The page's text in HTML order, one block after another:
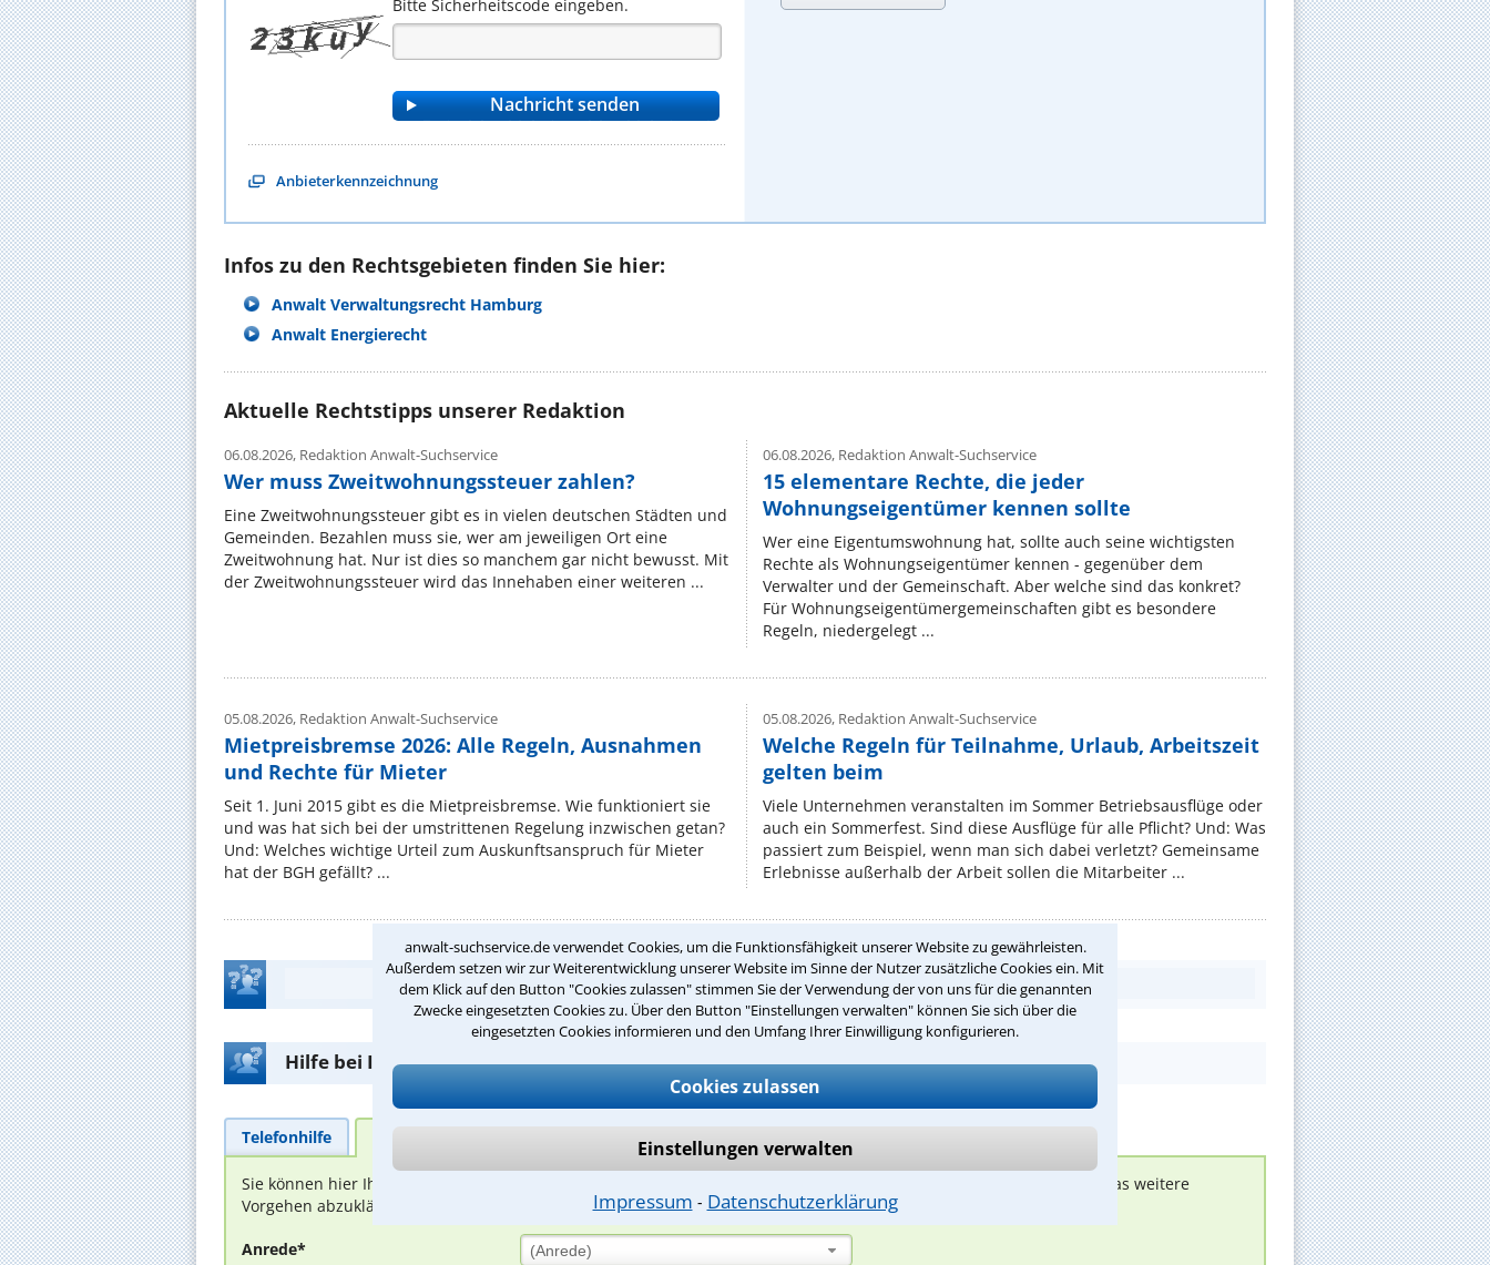
anwalt-suchservice.de verwendet Cookies, um die Funktionsfähigkeit unserer Website zu gewährleisten.
Außerdem setzen wir zur Weiterentwicklung unserer Website im Sinne der Nutzer zusätzliche Cookies ein. Mit
dem Klick auf den Button "Cookies zulassen" stimmen Sie der Verwendung der von uns für die genannten
Zwecke eingesetzten Cookies zu. Über den Button "Einstellungen verwalten" können Sie sich über die
eingesetzten Cookies informieren und den Umfang Ihrer Einwilligung konfigurieren.
Cookies zulassen
Einstellungen verwalten
Impressum ⁃ Datenschutzerklärung
Bitte Sicherheitscode eingeben.
Anbieterkennzeichnung
Infos zu den Rechtsgebieten finden Sie hier:
Anwalt Verwaltungsrecht Hamburg
Anwalt Energierecht
Aktuelle Rechtstipps unserer Redaktion
06.08.2026, Redaktion Anwalt-Suchservice
Wer muss Zweitwohnungssteuer zahlen?
Eine Zweitwohnungssteuer gibt es in vielen deutschen Städten und
Gemeinden. Bezahlen muss sie, wer am jeweiligen Ort eine
Zweitwohnung hat. Nur ist dies so manchem gar nicht bewusst. Mit
der Zweitwohnungssteuer wird das Innehaben einer weiteren ...
06.08.2026,Redaktion Anwalt-Suchservice
15 elementare Rechte, die jeder
Wohnungseigentümer kennen sollte
Wer eine Eigentumswohnung hat, sollte auch seine wichtigsten
Rechte als Wohnungseigentümer kennen - gegenüber dem
Verwalter und der Gemeinschaft. Aber welche sind das konkret?
Für Wohnungseigentümergemeinschaften gibt es besondere
Regeln, niedergelegt ...
05.08.2026, Redaktion Anwalt-Suchservice
Mietpreisbremse 2026: Alle Regeln, Ausnahmen
und Rechte für Mieter
Seit 1. Juni 2015 gibt es die Mietpreisbremse. Wie funktioniert sie
und was hat sich bei der umstrittenen Regelung inzwischen getan?
Und: Welches wichtige Urteil zum Auskunftsanspruch für Mieter
hat der BGH gefällt? ...
05.08.2026,Redaktion Anwalt-Suchservice
Welche Regeln für Teilnahme, Urlaub, Arbeitszeit
gelten beim
Viele Unternehmen veranstalten im Sommer Betriebsausflüge oder
auch ein Sommerfest. Sind diese Ausflüge für alle Pflicht? Und: Was
passiert zum Beispiel, wenn man sich dabei verletzt? Gemeinsame
Erlebnisse außerhalb der Arbeit sollen die Mitarbeiter ...
Teste Dein Rechtswissen
Hilfe bei Ihrer Anwaltsuche?
Telefonhilfe Beratungsanfrage
Sie können hier Ihren Fall schildern. Anschließend werden sich spezialisierte Rechtsanwälte bei Ihnen melden, um das weitere
Vorgehen abzuklären. Die Rückmeldung durch einen Anwalt ist für Sie kostenlos.
Anrede* (Anrede)